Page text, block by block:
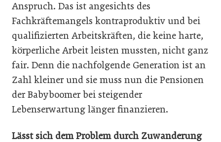
Anspruch. Das ist angesichts des
Fachkräftemangels kontraproduktiv und bei
qualifizierten Arbeitskräften, die keine harte,
körperliche Arbeit leisten mussten, nicht ganz
fair. Denn die nachfolgende Generation ist an
Zahl kleiner und sie muss nun die Pensionen
der Babyboomer bei steigender
Lebenserwartung länger finanzieren.
Lässt sich dem Problem durch Zuwanderung